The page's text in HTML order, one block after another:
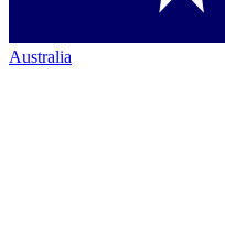
Australia